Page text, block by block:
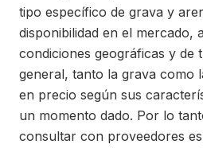
tipo específico de grava y
disponibilidad en el mercado,
condiciones geográficas y de
general, tanto la grava como
en precio según sus
un momento dado. Por lo
consultar con proveedores